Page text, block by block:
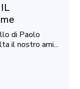
di Paolo
il nostro ami...